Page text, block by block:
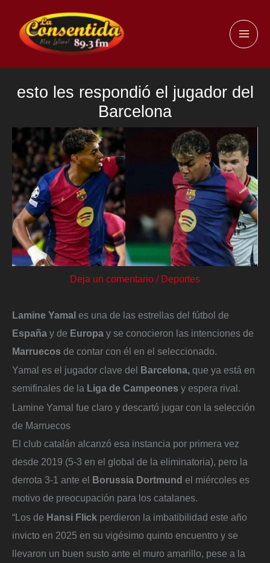
contenido
esto les respondió el jugador del
Barcelona
Deja un comentario / Deportes
Lamine Yamal es una de las estrellas del fútbol de
España y de Europa y se conocieron las intenciones de
Marruecos de contar con él en el seleccionado.
Yamal es el jugador clave del
Barcelona, que ya está en
semifinales de la Liga de Campeones y espera rival.
Lamine Yamal fue claro y descartó jugar con la selección
de Marruecos
El club catalán alcanzó esa instancia por primera vez
desde 2019 (5-3 en el global de la eliminatoria), pero la
derrota 3-1 ante el Borussia Dortmund el miércoles es
motivo de preocupación para los catalanes.
“Los de Hansi Flick perdieron la imbatibilidad este año
invicto en 2025 en su vigésimo quinto encuentro y se
llevaron un buen susto ante el muro amarillo, pese a la